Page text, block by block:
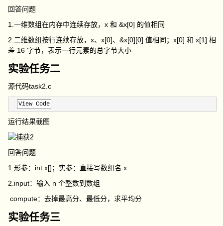
回答问题
1.一维数组在内存中连续存放，x 和&x[0] 的值相同
2.二维数组按行连续存放，x、x[0]、&x[0][0] 值相同；x[0] 和x[1] 相
差 16 字节，表示一行元素的总字节大小
实验任务二
源代码task2.c
View Code
运行结果截图
回答问题
1.形参： int x[]；实参：直接写数组名x
2. input：输入 n 个整数到数组
compute：去掉最高分、最低分，求平均分
实验任务三